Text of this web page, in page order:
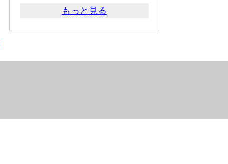
もっと見る